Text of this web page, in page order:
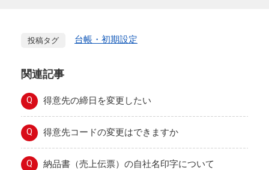
投稿タグ 台帳・初期設定
関連記事
Q 得意先の締日を変更したい
Q 得意先コードの変更はできますか
Q 納品書（売上伝票）の自社名印字について